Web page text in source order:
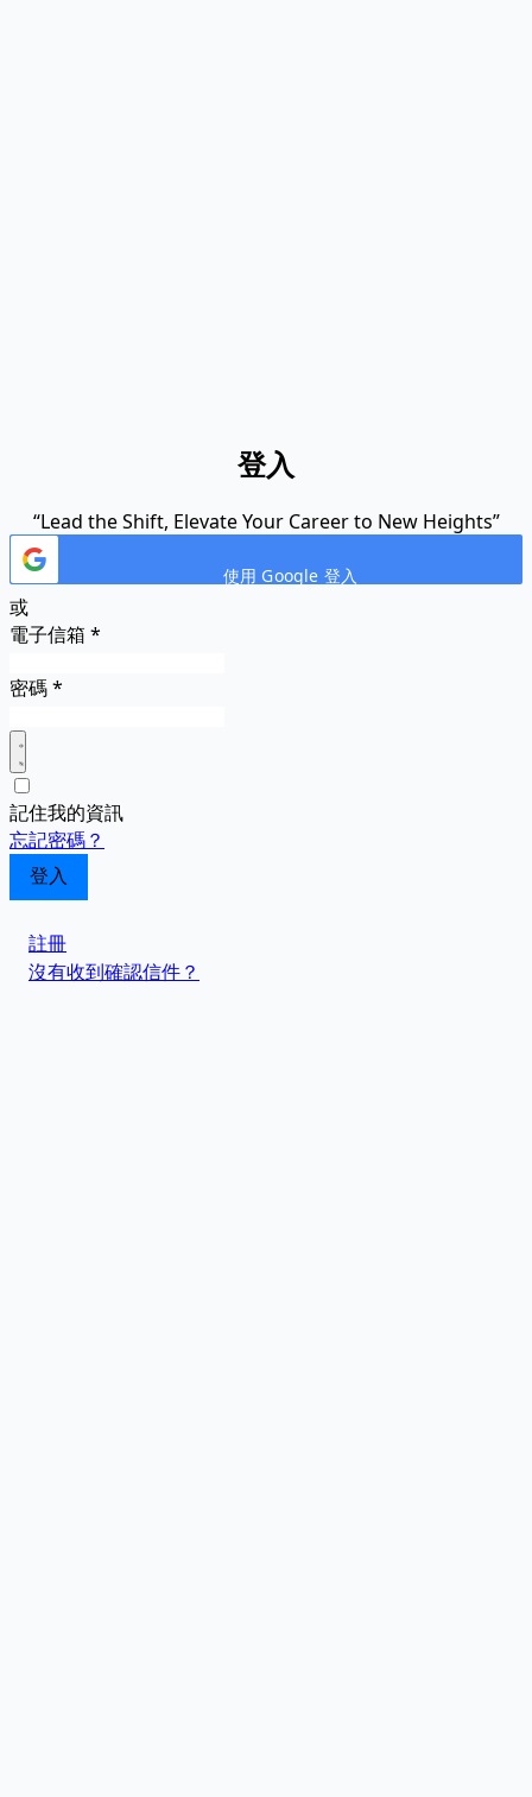
登入
“Lead the Shift, Elevate Your Career to New Heights”
使用 Google 登入
或
電子信箱 *
密碼*
記住我的資訊
忘記密碼？
註冊
沒有收到確認信件？